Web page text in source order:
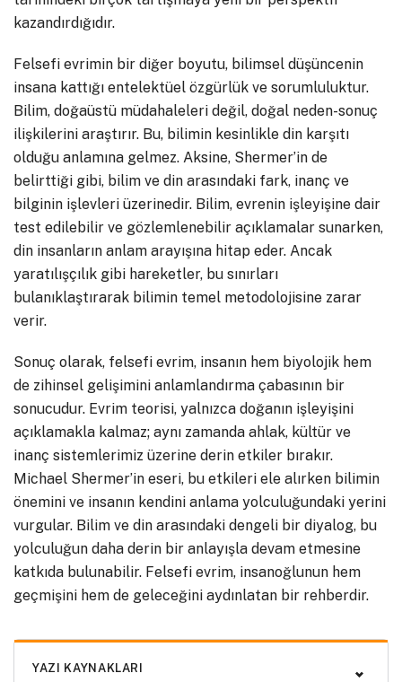
kazandırdığıdır.
Felsefi evrimin bir diğer boyutu, bilimsel düşüncenin
insana kattığı entelektüel özgürlük ve sorumluluktur.
Bilim, doğaüstü müdahaleleri değil, doğal neden-sonuç
ilişkilerini araştırır. Bu, bilimin kesinlikle din karşıtı
olduğu anlamına gelmez. Aksine, Shermer’in de
belirttiği gibi, bilim ve din arasındaki fark, inanç ve
bilginin işlevleri üzerinedir. Bilim, evrenin işleyişine dair
test edilebilir ve gözlemlenebilir açıklamalar sunarken,
din insanların anlam arayışına hitap eder. Ancak
yaratılışçılık gibi hareketler, bu sınırları
bulanıklaştırarak bilimin temel metodolojisine zarar
verir.
Sonuç olarak, felsefi evrim, insanın hem biyolojik hem
de zihinsel gelişimini anlamlandırma çabasının bir
sonucudur. Evrim teorisi, yalnızca doğanın işleyişini
açıklamakla kalmaz; aynı zamanda ahlak, kültür ve
inanç sistemlerimiz üzerine derin etkiler bırakır.
Michael Shermer’in eseri, bu etkileri ele alırken bilimin
önemini ve insanın kendini anlama yolculuğundaki yerini
vurgular. Bilim ve din arasındaki dengeli bir diyalog, bu
yolculuğun daha derin bir anlayışla devam etmesine
katkıda bulunabilir. Felsefi evrim, insanoğlunun hem
geçmişini hem de geleceğini aydınlatan bir rehberdir.
YAZI KAYNAKLARI